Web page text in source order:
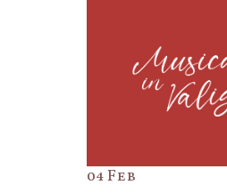
04 Feb